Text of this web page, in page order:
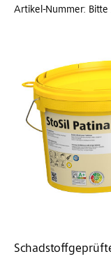
Artikel-Nummer: